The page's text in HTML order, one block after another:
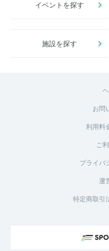
イベントを探す
施設を探す
お問
利用料
ご
プライバ
運
特定商取引